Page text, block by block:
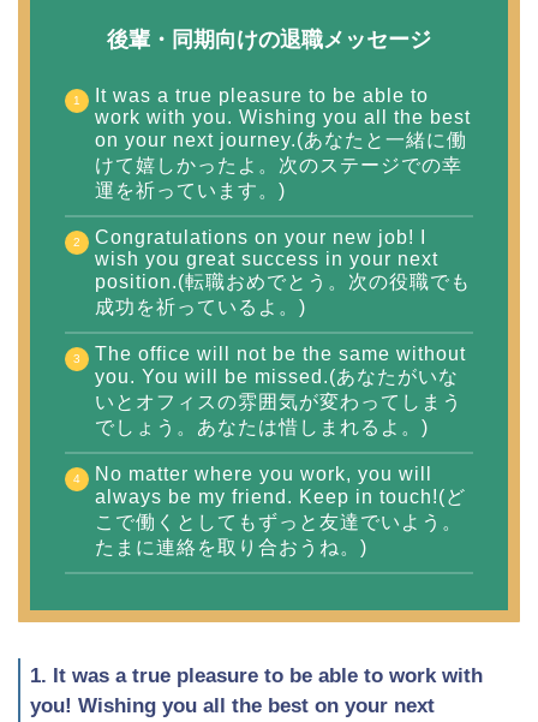
後輩・同期向けの退職メッセージ
It was a true pleasure to be able to
work with you. Wishing you all the best
on your next journey.(あなたと一緒に働
けて嬉しかったよ。次のステージでの幸
運を祈っています。)
Congratulations on your new job! I
wish you great success in your next
position.(転職おめでとう。次の役職でも
成功を祈っているよ。)
The office will not be the same without
you. You will be missed.(あなたがいな
いとオフィスの雰囲気が変わってしまう
でしょう。あなたは惜しまれるよ。)
No matter where you work, you will
always be my friend. Keep in touch!(ど
こで働くとしてもずっと友達でいよう。
たまに連絡を取り合おうね。)
1. It was a true pleasure to be able to work with
you! Wishing you all the best on your next